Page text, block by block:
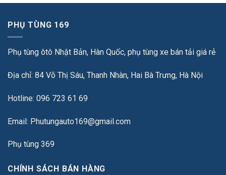
PHỤ TÙNG 169
Phụ tùng ôtô Nhật Bản, Hàn Quốc, phụ tùng xe bán tải giá rẻ
Địa chỉ: 84 Võ Thị Sáu, Thanh Nhàn, Hai Bà Trưng, Hà Nội
Hotline: 096 723 61 69
Email: Phutungauto169@gmail.com
Phụ tùng 369
CHÍNH SÁCH BÁN HÀNG